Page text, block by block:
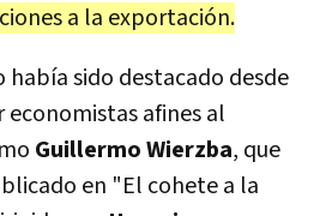
a la exportación.
había sido destacado desde
afines al
Guillermo Wierzba, que
en "El cohete a la